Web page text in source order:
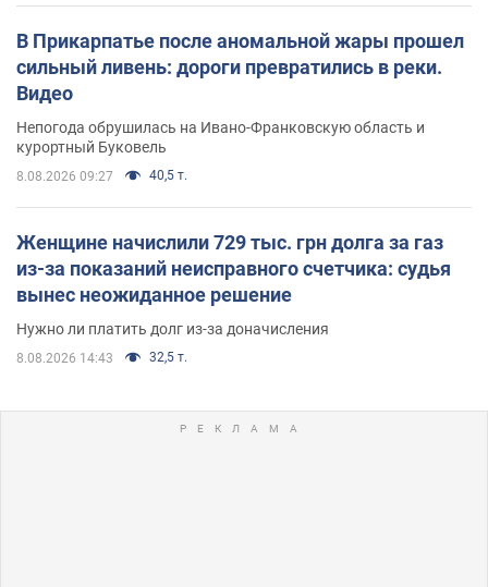
В Прикарпатье после аномальной жары прошел
сильный ливень: дороги превратились в реки.
Видео
Непогода обрушилась на Ивано-Франковскую область и
курортный Буковель
8.08.2026 09:27 40,5 т.
Женщине начислили 729 тыс. грн долга за газ
из-за показаний неисправного счетчика: судья
вынес неожиданное решение
Нужно ли платить долг из-за доначисления
8.08.2026 14:43 32,5 т.